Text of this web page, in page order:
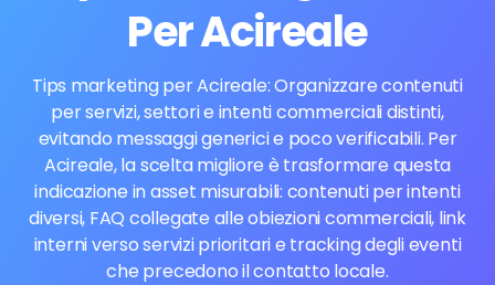
Per Acireale
Tips marketing per Acireale: Organizzare contenuti
per servizi, settori e intenti commerciali distinti,
evitando messaggi generici e poco verificabili. Per
Acireale, la scelta migliore è trasformare questa
indicazione in asset misurabili: contenuti per intenti
diversi, FAQ collegate alle obiezioni commerciali, link
interni verso servizi prioritari e tracking degli eventi
che precedono il contatto locale.